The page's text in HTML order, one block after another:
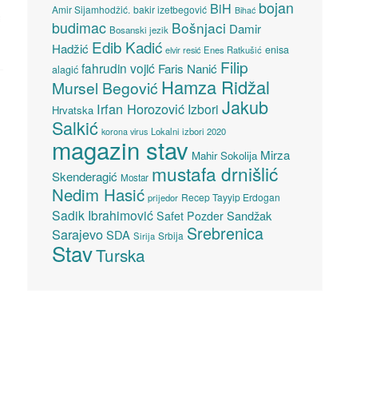
Amir Sijamhodžić. bakir izetbegović BiH Bihać bojan
budimac Bosanski jezik Bošnjaci Damir
Hadžić Edib Kadić elvir resić Enes Ratkušić enisa
alagić fahrudin vojić Faris Nanić Filip
Mursel Begović Hamza Ridžal
Hrvatska Irfan Horozović Izbori Jakub
Salkić korona virus Lokalni izbori 2020
magazin stav Mahir Sokolija Mirza
Skenderagić Mostar mustafa drnišlić
Nedim Hasić prijedor Recep Tayyip Erdogan
Sadik Ibrahimović Safet Pozder Sandžak
SarajevoSDA Sirija Srbija Srebrenica
StavTurska